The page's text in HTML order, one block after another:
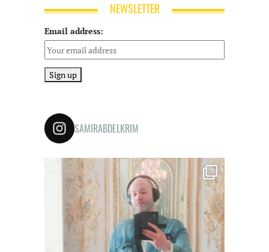
NEWSLETTER
Email address:
SAMIRABDELKRIM